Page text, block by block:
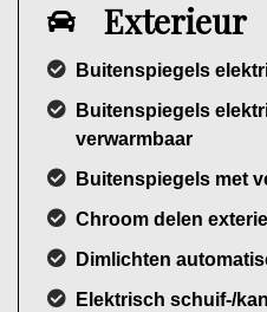
Exterieur
Buitenspiegels
Buitenspiegels
verwarmbaar
Buitenspiegels met
Chroom delen
Dimlichten
Elektrisch schuif-/